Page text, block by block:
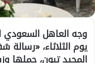
وجه العاهل السعودي
يوم الثلاثاء، «رسالة
المجيد تبون، حملها